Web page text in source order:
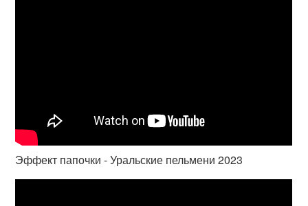
Эффект папочки - Уральские пельмени 2023